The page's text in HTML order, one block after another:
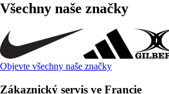
Všechny naše značky
Objevte všechny naše značky
Zákaznický servis ve Francie